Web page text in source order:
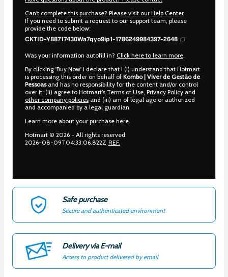
Can't complete this purchase? Please visit our Help Center
If you need to submit a request to our support team, please
provide the code below:
CKTID-Y88717430Wa7qyo9ip1-1786249984397-2648
Was your information autofill in? Click here to learn more.
By clicking 'Buy Now' I declare that I (i) understand that Hotmart
is processing this order on behalf of Kombo | Viver de Gestão de
Pessoasand has no responsibility for the content and/or control
over it; (ii) agree to Hotmart’s Terms of Use, Privacy Policy and
other company policies and (iii) am of legal age or authorized
and accompanied by a legal guardian.
Learn more about your purchase here.
Hotmart © 2026 - All rights reserved
2026-08-09T04:33:06.822Z REF.
Safe purchase
Secure and authenticated environment
Delivery via E-mail
Access to product delivered by email